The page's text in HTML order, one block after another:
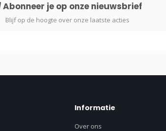
Abonneer je op onze nieuwsbrief
Blijf op de hoogte over onze laatste acties
Informatie
Over ons